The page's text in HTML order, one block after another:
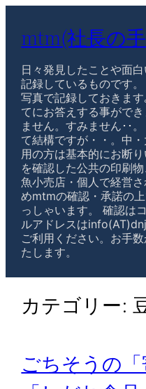
mtm(社長の
日々発見したことや面
記録しているものです
写真で記録しておきま
てにお答えする事がで
ません。すみません･･
て結構ですが・・。中
用の方は基本的にお断
を確認した公共の印刷
魚小売店・個人で経営
めmtmの確認・承諾の
っしゃいます。 確認は
ルアドレスは
ご利用ください。お手
たします。
カテゴリー:
ごちそうの